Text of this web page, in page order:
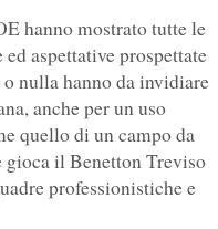
hanno mostrato tutte le
aspettative prospettate
nulla hanno da invidiare
anche per un uso
quello di un campo da
gioca il Benetton Treviso
professionistiche e